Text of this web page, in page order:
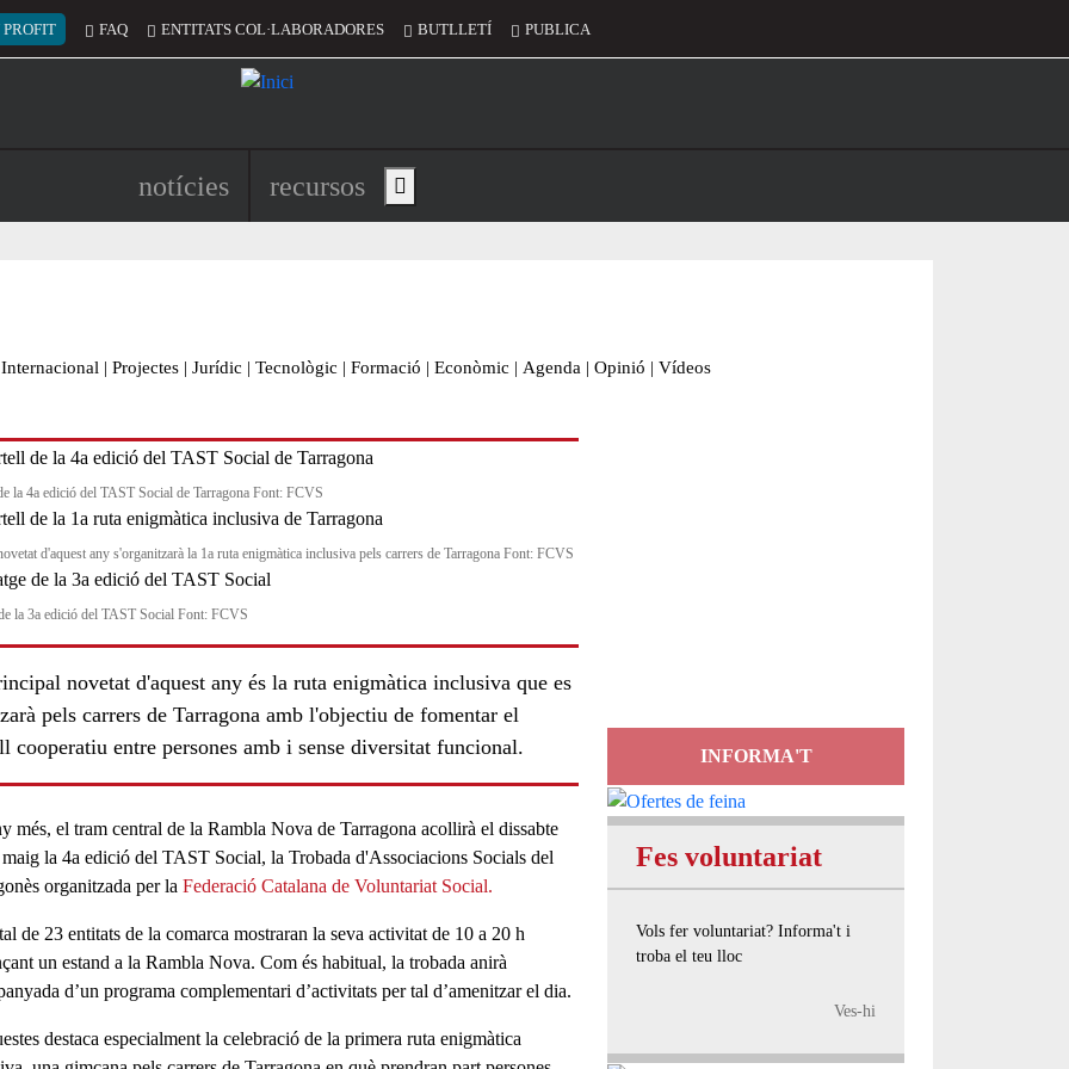
del compte d'usuari
PROFIT FAQ ENTITATS COL·LABORADORES BUTLLETÍ PUBLICA
Navegació principal de l'encapçalament
notícies recursos Show main menu
Internacional | Projectes | Jurídic | Tecnològic | Formació | Econòmic | Agenda | Opinió | Vídeos
la 4a edició del TAST Social de Tarragona Font: FCVS
d'aquest any s'organitzarà la 1a ruta enigmàtica inclusiva pels carrers de Tarragona Font: FCVS
la 3a edició del TAST Social Font: FCVS
novetat d'aquest any és la ruta enigmàtica inclusiva que es
pels carrers de Tarragona amb l'objectiu de fomentar el
cooperatiu entre persones amb i sense diversitat funcional.
més, el tram central de la Rambla Nova de Tarragona acollirà el dissabte
la 4a edició del TAST Social, la Trobada d'Associacions Socials del
organitzada per la Federació Catalana de Voluntariat Social.
de 23 entitats de la comarca mostraran la seva activitatde 10 a 20 h
un estand a la Rambla Nova. Com és habitual, la trobada anirà
d’un programa complementari d’activitatsper tal d’amenitzar el dia.
destaca especialment la celebració de la primera ruta enigmàtica
INFORMA'T
Fes voluntariat
Vols fer voluntariat? Informa't i
troba el teu lloc
Ves-hi